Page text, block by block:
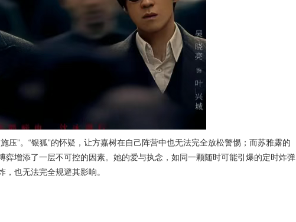
压”。“银狐”的怀疑，让方嘉树在自己阵营中也无法完全放松警惕；而苏雅露的
弈增添了一层不可控的因素。她的爱与执念，如同一颗随时可能引爆的定时炸弹
也无法完全规避其影响。